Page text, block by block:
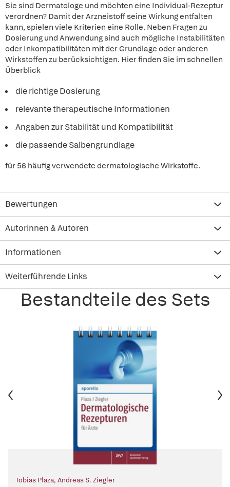
Sie sind Dermatologe und möchten eine Individual-Rezeptur
verordnen? Damit der Arzneistoff seine Wirkung entfalten
kann, spielen viele Kriterien eine Rolle. Neben Fragen zu
Dosierung und Anwendung sind auch mögliche Instabilitäten
oder Inkompatibilitäten mit der Grundlage oder anderen
Wirkstoffen zu berücksichtigen. Hier finden Sie im schnellen
Überblick
die richtige Dosierung
relevante therapeutische Informationen
Angaben zur Stabilität und Kompatibilität
die passende Salbengrundlage
für 56 häufig verwendete dermatologische Wirkstoffe.
Bewertungen
Autorinnen & Autoren
Informationen
Weiterführende Links
Bestandteile des Sets
Tobias Plaza, Andreas S. Ziegler